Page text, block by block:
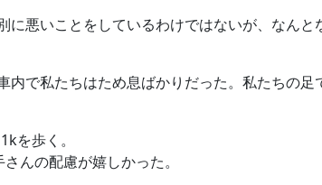
悪いことをしているわけではないが、なんと
で私たちはため息ばかりだった。私たちの足
を歩く。
んの配慮が嬉しかった。